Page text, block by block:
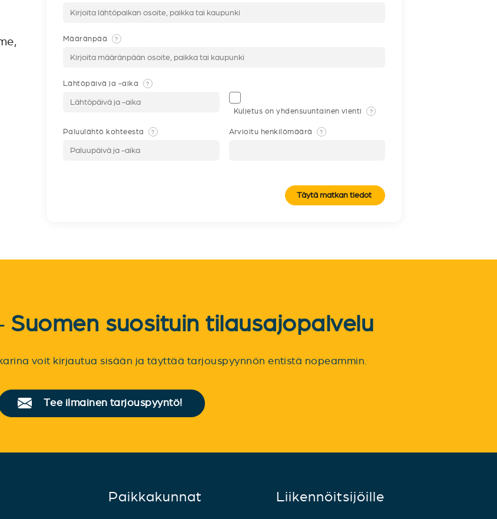
Määränpää ?
Lähtöpäivä ja -aika ?
Kuljetus on yhdensuuntainen vienti ?
Paluulähtö kohteesta ? Arvioitu henkilömäärä ?
Täytä matkan tiedot
suosituin tilausajopalvelu
voit kirjautua sisään ja täyttää tarjouspyynnön entistä nopeammin.
Tee ilmainen tarjouspyyntö!
Paikkakunnat Liikennöitsijöille